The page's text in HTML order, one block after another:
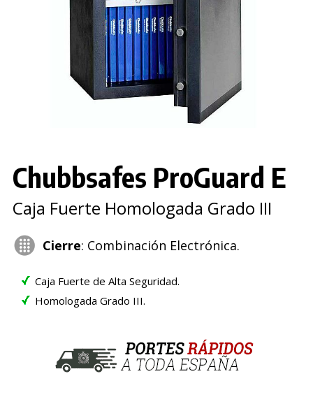
Chubbsafes ProGuard E
Caja Fuerte Homologada Grado III
Cierre: Combinación Electrónica.
Caja Fuerte de Alta Seguridad.
Homologada Grado III.